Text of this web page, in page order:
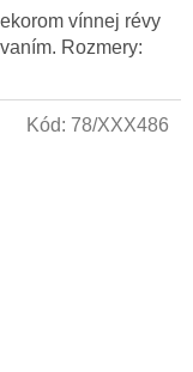
vínnej révy
Rozmery:
Kód: 78/XXX486